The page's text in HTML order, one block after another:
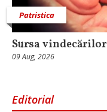
Patristica
Sursa vindecărilor
09 Aug, 2026
Editorial